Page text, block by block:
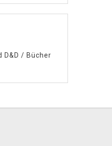
D&D / Bücher